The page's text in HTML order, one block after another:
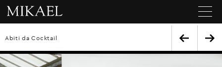
Abiti da Cocktail